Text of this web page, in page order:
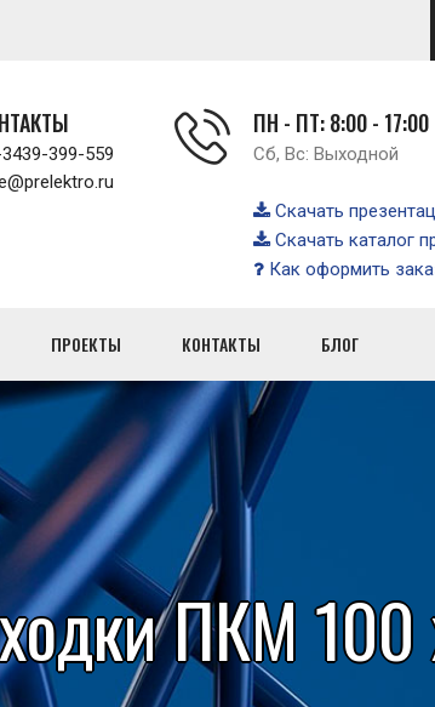
399-559
ПН - ПТ: 8:00 - 17:00
Сб, Вс: Выходной
Скачать
Скачать каталог
Как оформить
ПРОЕКТЫ КОНТАКТЫ БЛОГ
ПКМ